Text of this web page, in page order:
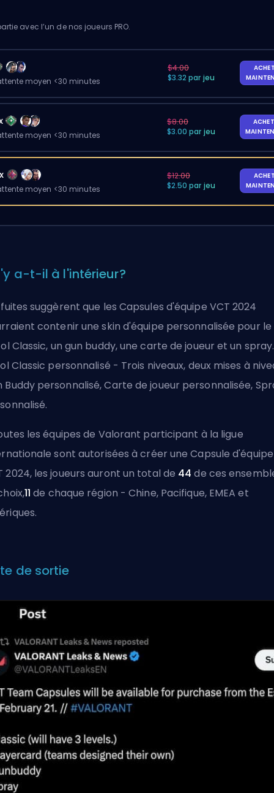
avec l’un de nos joueurs PRO.
moyen <30 minutes
$4.00
$3.32 par jeu
moyen <30 minutes
$8.00
$3.00 par jeu
moyen <30 minutes
$12.00
$2.50 par jeu
a-t-il à l'intérieur?
fuites suggèrent que les Capsules d'équipe VCT 2024
contenir une skin d'équipe personnalisée pour le
Classic, un gun buddy, une carte de joueur et un spray.
Classic personnalisé - Trois niveaux, deux mises à
Buddy personnalisé, Carte de joueur personnalisée,
les équipes de Valorant participant à la ligue
sont autorisées à créer une Capsule d'équipe
2024, les joueurs auront un total de 44 de ces
11 de chaque région - Chine, Pacifique, EMEA et
de sortie